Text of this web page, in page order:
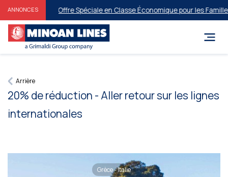
ANNONCES Offre Spéciale en Classe Économique pour les
Arrière
20% de réduction - Aller retour sur les lignes
internationales
Grèce - Italie